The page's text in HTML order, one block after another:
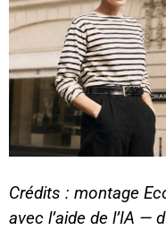
Crédits : montage
avec l’aide de l’IA —